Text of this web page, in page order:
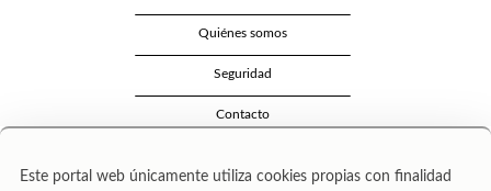
Quiénes somos
Seguridad
Contacto
Este portal web únicamente utiliza cookies propias con finalidad